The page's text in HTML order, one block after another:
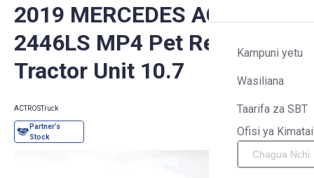
Kampuni yetu
Wasiliana
Taarifa za SBT
Ofisi ya
2019 MERCEDES ACTROS
2446LS MP4 Pet Regs 6x2
Tractor Unit 10.7
ACTROSTruck